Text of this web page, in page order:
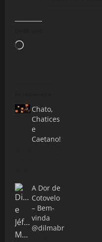
Carregando...
Chato,
Chatices
e
Caetano!
A Dor de
Cotovelo
– Bem-
vinda
@dilmabr